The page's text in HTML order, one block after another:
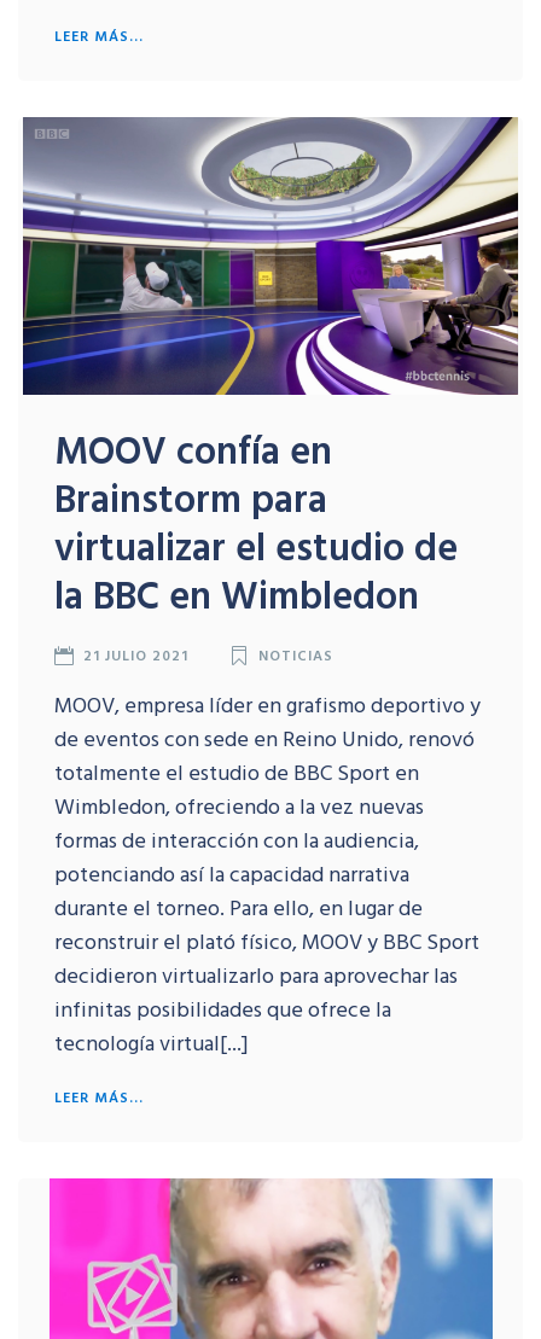
LEER MÁS...
MOOV confía en
Brainstorm para
virtualizar el estudio de
la BBC en Wimbledon
21 JULIO 2021 NOTICIAS
MOOV, empresa líder en grafismo deportivo y
de eventos con sede en Reino Unido, renovó
totalmente el estudio de BBC Sport en
Wimbledon, ofreciendo a la vez nuevas
formas de interacción con la audiencia,
potenciando así la capacidad narrativa
durante el torneo. Para ello, en lugar de
reconstruir el plató físico, MOOV y BBC Sport
decidieron virtualizarlo para aprovechar las
infinitas posibilidades que ofrece la
tecnología virtual[...]
LEER MÁS...